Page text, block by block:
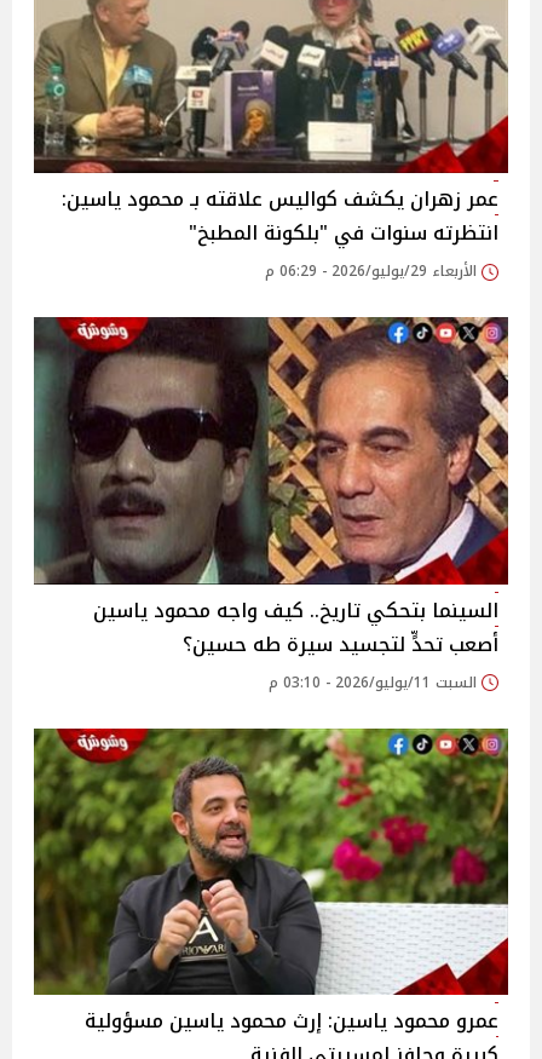
عمر زهران يكشف كواليس علاقته بـ محمود ياسين:
انتظرته سنوات في "بلكونة المطبخ"
الأربعاء 29/يوليو/2026 - 06:29 م
السينما بتحكي تاريخ.. كيف واجه محمود ياسين
أصعب تحدٍّ لتجسيد سيرة طه حسين؟
السبت 11/يوليو/2026 - 03:10 م
عمرو محمود ياسين: إرث محمود ياسين مسؤولية